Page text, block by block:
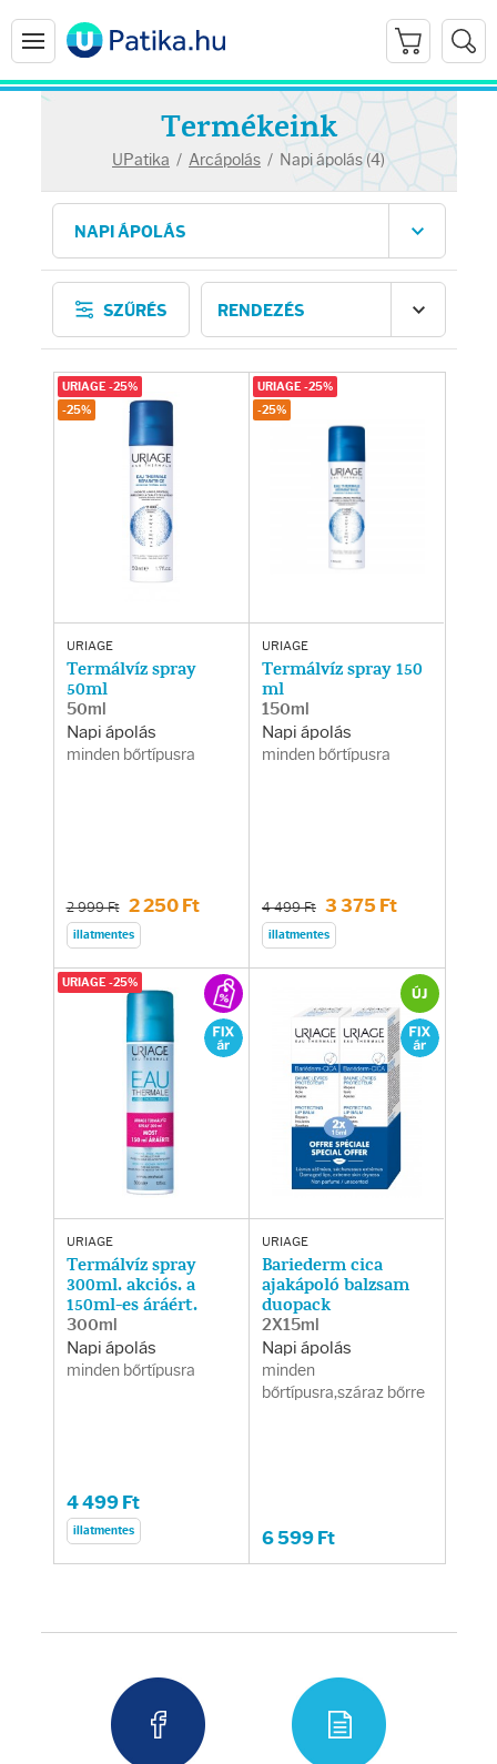
Termékeink
UPatika / Arcápolás / Napi ápolás (4)
SZŰRÉS
URIAGE
Termálvíz spray
50ml
50ml
Napi ápolás
minden bőrtípusra
2 999 Ft 2 250 Ft
illatmentes
URIAGE -25%
-25%
URIAGE
Termálvíz spray 150
ml
150ml
Napi ápolás
minden bőrtípusra
4 499 Ft 3 375 Ft
illatmentes
URIAGE -25%
-25%
URIAGE
Termálvíz spray
300ml. akciós. a
150ml-es áráért.
300ml
Napi ápolás
minden bőrtípusra
4 499 Ft
illatmentes
URIAGE -25%
URIAGE
Bariederm cica
ajakápoló balzsam
duopack
2X15ml
Napi ápolás
minden
bőrtípusra,száraz bőrre
6 599 Ft
ÚJ
Arcápolás
Ránctalanítók
Hidratálók
Ajakápolók
Hajápolás
Samponok
Hajhullás kezelése
Testápolás
Tisztálkodók
Egészség
Orrsprayk
Torokpasztillák
Fényvédelem
AZ ÖSSZES TERMÉK